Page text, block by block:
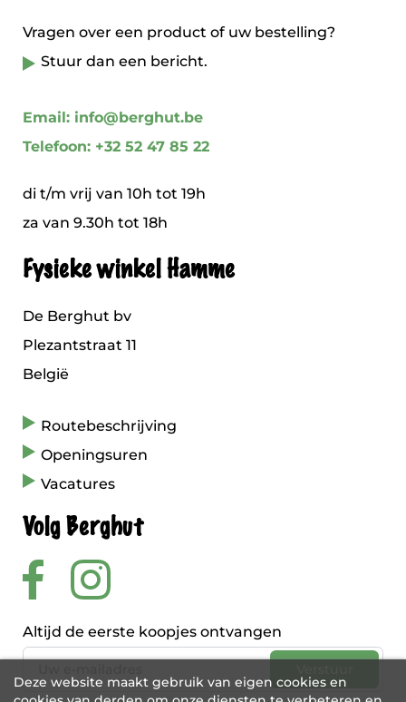
Vragen over een product of uw bestelling?
Stuur dan een bericht.
Email: info@berghut.be
Telefoon: +32 52 47 85 22
di t/m vrij van 10h tot 19h
za van 9.30h tot 18h
Fysieke winkel Hamme
De Berghut bv
Plezantstraat 11
België
Routebeschrijving
Openingsuren
Vacatures
Volg Berghut
Altijd de eerste koopjes ontvangen
Deze website maakt gebruik van eigen cookies en